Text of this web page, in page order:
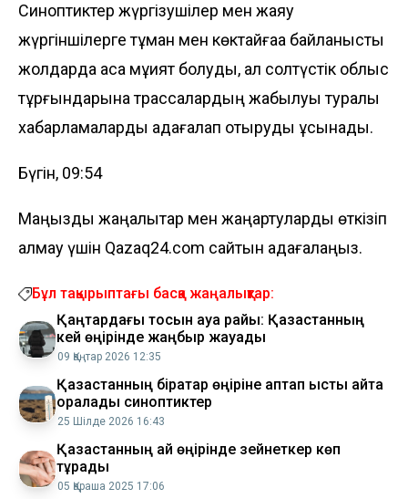
Синоптиктер жүргізушілер мен жаяу
жүргіншілерге тұман мен көктайғаққа байланысты
жолдарда аса мұқият болуды, ал солтүстік облыс
тұрғындарына трассалардың жабылуы туралы
хабарламаларды қадағалап отыруды ұсынады.
Бүгін, 09:54
Маңызды жаңалықтар мен жаңартуларды өткізіп
алмау үшін Qazaq24.com сайтын қадағалаңыз.
Бұл тақырыптағы басқа жаңалықтар:
Қаңтардағы тосын ауа райы: Қазақстанның
кей өңірінде жаңбыр жауады
09 Қаңтар 2026 12:35
Қазақстанның бірқатар өңіріне аптап ыстық қайта
оралады синоптиктер
25 Шілде 2026 16:43
Қазақстанның қай өңірінде зейнеткер көп
тұрады
05 Қараша 2025 17:06